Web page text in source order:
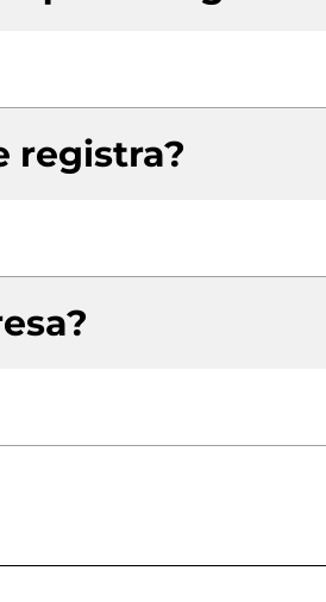
registra?